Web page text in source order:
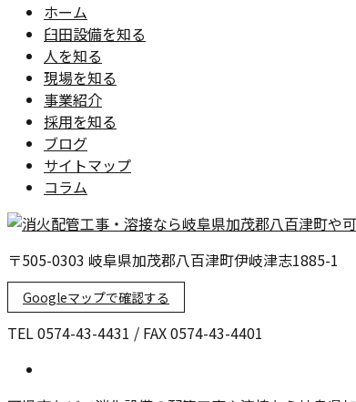
ホーム
臼田設備を知る
人を知る
現場を知る
事業紹介
採用を知る
ブログ
サイトマップ
コラム
〒505-0303 岐阜県加茂郡八百津町伊岐津志1885-1
Googleマップで確認する
TEL 0574-43-4431 / FAX 0574-43-4401